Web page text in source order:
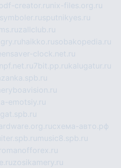
pdf-creator.ru nix-files.org.ru
sputnikyes.ru
zallclub.ru
haikko.rusobakopedia.ru
clock.net.ru
npf.net.ru7bit.pp.rukalugatur.ru
emotsiy.ru
схема-авто.рф
music8.spb.ru
romanofforex.ru
zosikamery.ru